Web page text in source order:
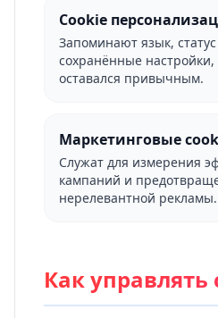
Cookie
Запоминают язык,
сохранённые
оставался привычным.
Маркетинговые
Служат для измерения
кампаний и
нерелевантной рекламы.
Как управлять